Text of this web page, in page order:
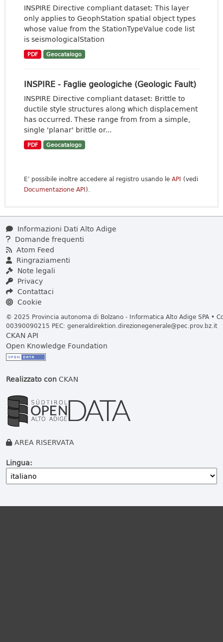
INSPIRE Directive compliant dataset: This layer
only applies to GeophStation spatial object types
whose value from the StationTypeValue code list
is seismologicalStation
PDF Geocatalogo
INSPIRE - Faglie geologiche (Geologic Fault)
INSPIRE Directive compliant dataset: Brittle to
ductile style structures along which displacement
has occurred. These range from from a simple,
single 'planar' brittle or...
PDF Geocatalogo
E' possibile inoltre accedere al registro usando le API (vedi
Documentazione API).
Informazioni Dati Alto Adige
Domande frequenti
Atom Feed
Ringraziamenti
Note legali
Privacy
Contattaci
Cookie
© 2025 Provincia autonoma di Bolzano - Informatica Alto Adige SPA •
00390090215 PEC: generaldirektion.direzionegenerale@pec.prov.bz.it
CKAN API
Open Knowledge Foundation
Realizzato conCKAN
AREA RISERVATA
Lingua